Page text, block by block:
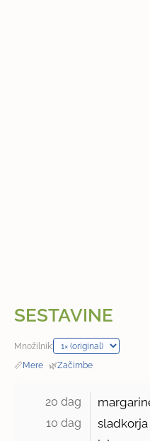
SESTAVINE
Množilnik:
📏Mere · 🌿Začimbe
20 dag
10 dag sladkorja